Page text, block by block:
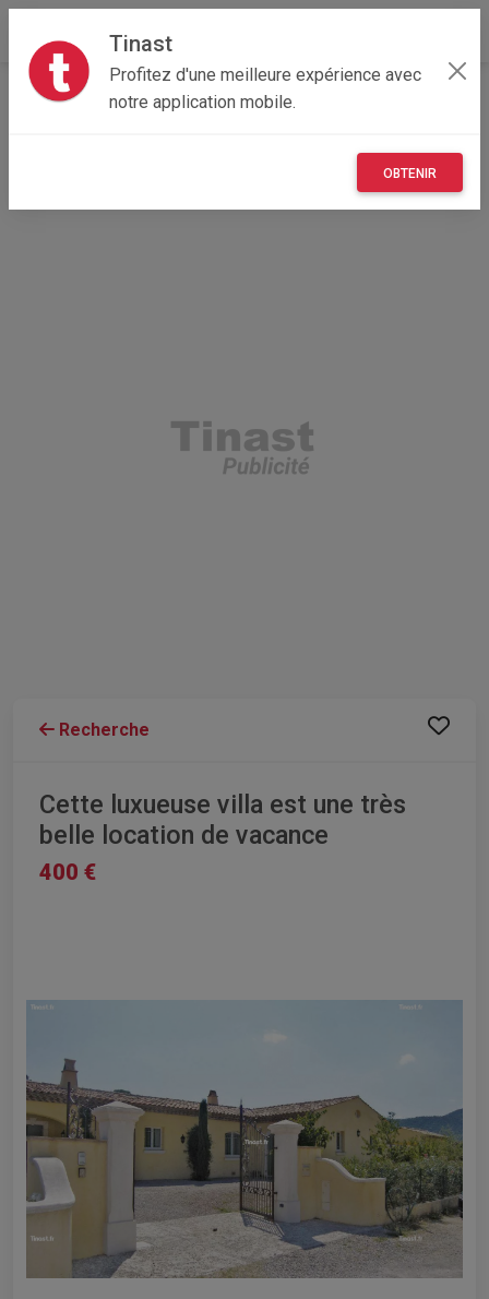
Tinast
Profitez d'une meilleure expérience avec
notre application mobile.
OBTENIR
Accueil Immobilier
Provence-Alpes-Côte d'Azur
Cette luxueuse villa est une très belle location de
Recherche
Cette luxueuse villa est une très
belle location de vacance
400 €